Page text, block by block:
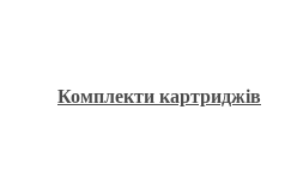
Комплекти картриджів